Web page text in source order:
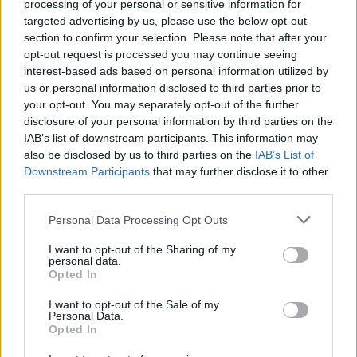
processing of your personal or sensitive information for
targeted advertising by us, please use the below opt-out
section to confirm your selection. Please note that after your
opt-out request is processed you may continue seeing
interest-based ads based on personal information utilized by
us or personal information disclosed to third parties prior to
your opt-out. You may separately opt-out of the further
disclosure of your personal information by third parties on the
IAB’s list of downstream participants. This information may
also be disclosed by us to third parties on the IAB’s List of
Downstream Participants that may further disclose it to other
Please note that this website/app uses one or more Google
not limited to your visit or usage behaviour. You may click to
grant or deny consent to Google and its third-party tags to
use your data for below specified purposes in below Google
consent section.
Personal Data Processing Opt Outs
I want to opt-out of the Sharing of my
personal data.
Opted In
I want to opt-out of the Sale of my
Personal Data.
Opted In
de 2022
0,3077
0,2923
0,3277
Março de
2022
$
0,3507
$
0,3297
$ 0,3718
$
0,3507
Abril de
2022
$
0,3999
$
0,3359
$ 0,4598
$
0,3979
14%
Maio de
2022
$
0,3759
$
0,3308
$ 0,4322
$
0,3815
-6%
Junho de
$
0,4134
$
0,3473
$ 0,4507
$
10%
Julho de
$
0,4548
$
$ 0,4775 10%
Agosto de
0,5185
$ 0,5444
0,4874
14%